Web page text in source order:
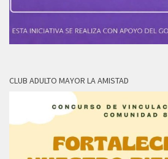
CLUB ADULTO MAYOR LA AMISTAD